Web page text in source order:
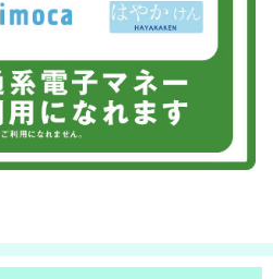
の液晶交換をさせて頂きました！
の液晶交換をさせて頂きました！
の液晶交換をさせて頂きました！あ
のナノナインガラスコーティングを
ざいました！